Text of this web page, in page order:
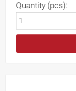
Quantity (pcs):